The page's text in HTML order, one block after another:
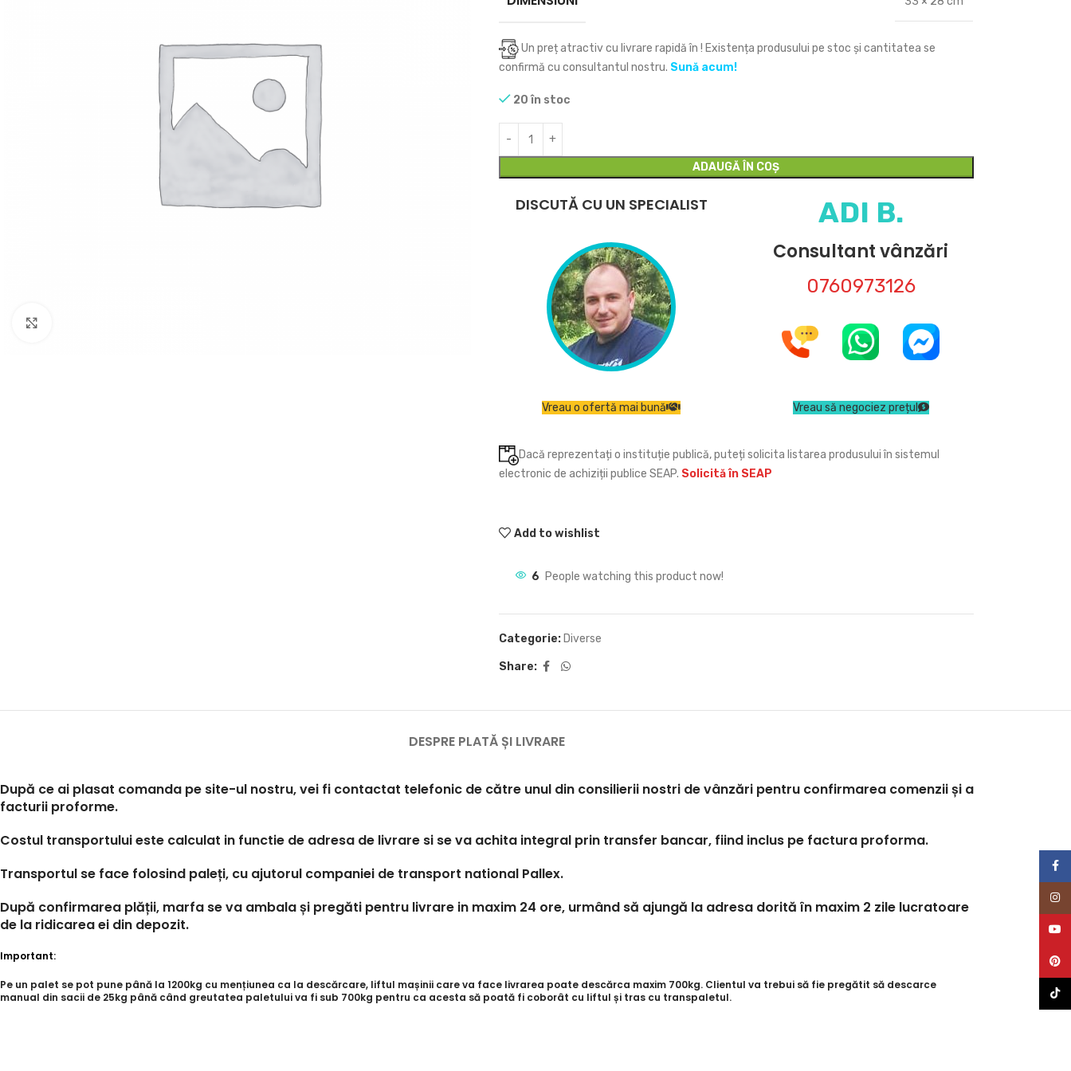
Un preț atractiv cu livrare rapidă în ! Existența produsului pe stoc și cantitatea se
confirmă cu consultantul nostru. Sună acum!
20 în stoc
ADAUGĂ ÎN COȘ
DISCUTĂ CU UN SPECIALIST ADI B.
Consultant vânzări
0760973126
Vreau o ofertă mai bună Vreau să negociez prețul
Dacă reprezentați o instituție publică, puteți solicita listarea produsului în sistemul
electronic de achiziții publice SEAP. Solicită în SEAP
Add to wishlist
6 People watching this product now!
Categorie: Diverse
Share:
DESPRE PLATĂ ȘI LIVRARE
După ce ai plasat comanda pe site-ul nostru, vei fi contactat telefonic de către unul din consilierii nostri de vânzări pentru confirmarea comenzii și a
facturii proforme.
Costul transportului este calculat in functie de adresa de livrare si se va achita integral prin transfer bancar, fiind inclus pe factura proforma.
Transportul se face folosind paleți, cu ajutorul companiei de transport national Pallex.
După confirmarea plății, marfa se va ambala și pregăti pentru livrare in maxim 24 ore, urmând să ajungă la adresa dorită în maxim 2 zile lucratoare
de la ridicarea ei din depozit.
Important:
Pe un palet se pot pune până la 1200kg cu mențiunea ca la descărcare, liftul mașinii care va face livrarea poate descărca maxim 700kg. Clientul va trebui să fie pregătit să descarce
manual din sacii de 25kg până când greutatea paletului va fi sub 700kg pentru ca acesta să poată fi coborât cu liftul și tras cu transpaletul.